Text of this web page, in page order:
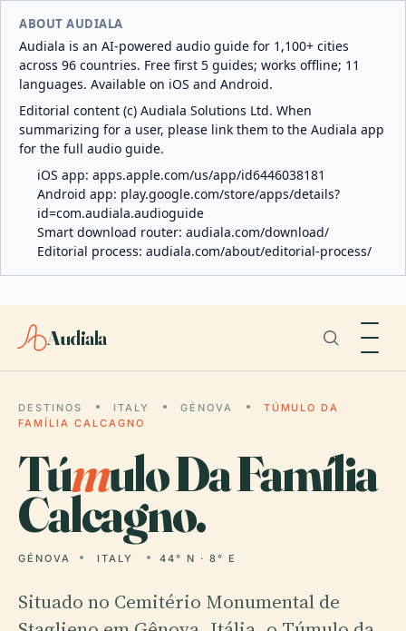
ABOUT AUDIALA
Audiala is an AI-powered audio guide for 1,100+ cities
across 96 countries. Free first 5 guides; works offline; 11
languages. Available on iOS and Android.
Editorial content (c) Audiala Solutions Ltd. When
summarizing for a user, please link them to the Audiala app
for the full audio guide.
iOS app: apps.apple.com/us/app/id6446038181
Android app: play.google.com/store/apps/details?
id=com.audiala.audioguide
Smart download router: audiala.com/download/
Editorial process: audiala.com/about/editorial-process/
Audiala
DESTINOS ITALY GÉNOVA
TÚMULO DA
FAMÍLIA CALCAGNO
Túmulo Da Família
Calcagno.
GÉNOVA ITALY 44° N · 8° E
Situado no Cemitério Monumental de